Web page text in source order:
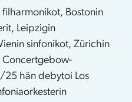
filharmonikot, Bostonin
Leipzigin
sinfonikot, Zürichin
Concertgebow-
hän debytoi Los